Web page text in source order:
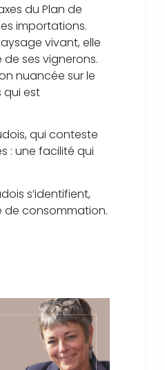
du Plan de
importations.
vivant, elle
ses vignerons.
nuancée sur le
qui est
qui conteste
: une facilité qui
s’identifient,
de consommation.